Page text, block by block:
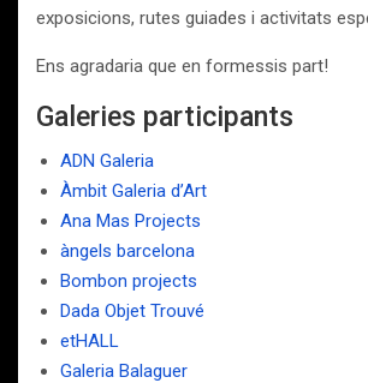
exposicions, rutes guiades i activitats
Ens agradaria que en formessis part!
Galeries participants
ADN Galeria
Àmbit Galeria d’Art
Ana Mas Projects
àngels barcelona
Bombon projects
Dada Objet Trouvé
etHALL
Galeria Balaguer